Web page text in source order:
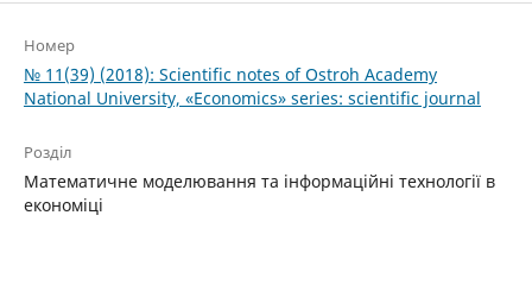
Номер
№ 11(39) (2018): Scientific notes of Ostroh Academy
National University, «Economics» series: scientific journal
Розділ
Математичне моделювання та інформаційні технології в
економіці